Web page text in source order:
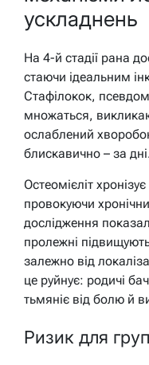
ускладнень
На 4-й стадії рана
стаючи ідеальним
Стафілокок,
множаться,
ослаблений
блискавично – за дні.
Остеомієліт
провокуючи
дослідження
пролежні
залежно від
це руйнує: родичі
тьмяніє від болю й
Ризик для груп